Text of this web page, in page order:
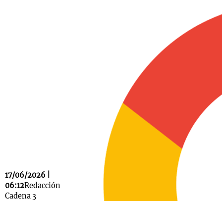
17/06/2026 |
06:12Redacción
Cadena 3
Mundial 2026
La Sole en
Cadena 3